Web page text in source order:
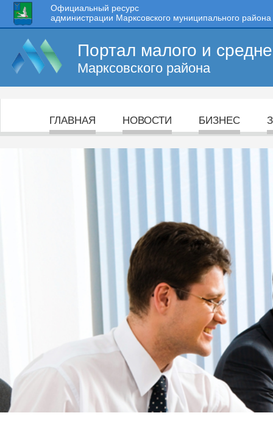
Официальный ресурс
администрации Марксовского муниципального района
Портал малого и
Марксовского района
ГЛАВНАЯ НОВОСТИ БИЗНЕС